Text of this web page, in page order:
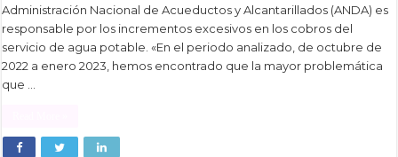
Administración Nacional de Acueductos y Alcantarillados (ANDA) es
responsable por los incrementos excesivos en los cobros del
servicio de agua potable. «En el periodo analizado, de octubre de
2022 a enero 2023, hemos encontrado que la mayor problemática
que …